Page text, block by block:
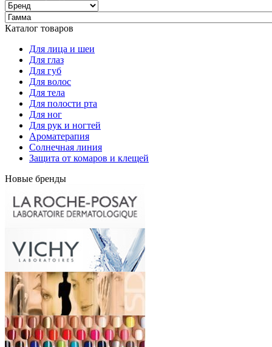
Каталог товаров
Для лица и шеи
Для глаз
Для губ
Для волос
Для тела
Для полости рта
Для ног
Для рук и ногтей
Ароматерапия
Солнечная линия
Защита от комаров и клещей
Новые бренды